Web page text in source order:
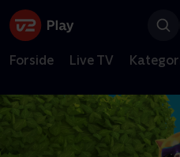
Forside Live TV